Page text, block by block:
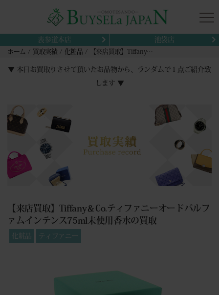
表参道本店 池袋店
ホーム 買取実績 化粧品 【来店買取】Tiffany＆Co.ティファニーオードパルファムインテンス75ml未使用香水の買取
▼ 本日お買取りさせて頂いたお品物から、ランダムで１点ご紹介致
します ▼
【来店買取】Tiffany＆Co.ティファニーオードパルフ
ァムインテンス75ml未使用香水の買取
化粧品 ティファニー